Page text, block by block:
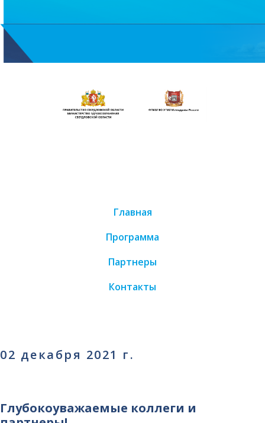
Главная
Программа
Партнеры
Контакты
02 декабря 2021 г.
Глубокоуважаемые коллеги и